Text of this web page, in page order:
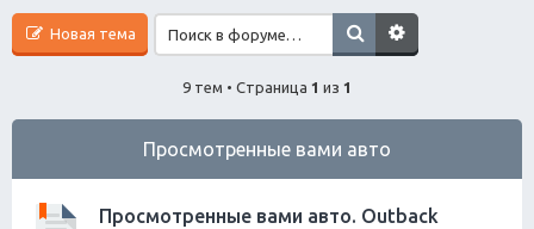
Новая тема
9 тем • Страница 1 из 1
Просмотренные вами авто
Просмотренные вами авто. Outback